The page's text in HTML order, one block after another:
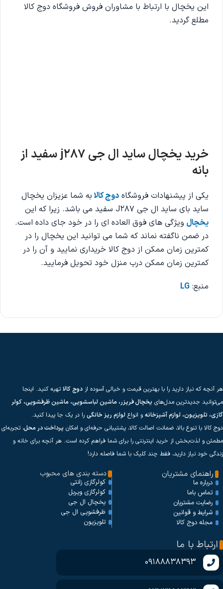
این یخچال با ارتباط با مشاوران فروش فروشگاه دوج کالا
مطلع گردید.
خرید یخچال ساید ال جی j287
سفید از
بانه
یکی از پیشنهادات فروشگاه دوج کالا به شما عزیزان یخچال
ساید بای ساید ال جی J287 سفید می باشد. زیرا که این
یخچال ویژگی های فوق العاده ای را در خود جای داده است.
در ضمن ناگفته نماند که شما می توانید این یخچال را در
کمترین زمان ممکن از دوج کالا خریداری نمایید و آن را در
کمترین زمان ممکن درب منزل خود تحویل فرمایید.
منبع: LG
هر آنچه که نیاز دارید را با بهترین قیمت و خیالی آسوده از دوج کالاتهیه کنید. اینجا
می‌توانید جدیدترین مدل‌های یخچال فریزر، ماشین لباسشویی، ماشین ظرفشویی، کولر
گازی، تلویزیون، لوازم آشپزخانه و انواع لوازم ریز خانگی را در یک جا پیدا کنید.
دوج کالا با تنوع بالا، ضمانت اصالت کالا، پشتیبانی حرفه‌ای و امکان پرداخت در محل، تجربه‌ای
مطمئن و لذت‌بخش از خرید اینترنتی را برای شما فراهم کرده است. هر آنچه برای خانه و
زندگی خود نیاز دارید، فقط چند کلیک با شما فاصله دارد!
راهنمای مشتریان
درباره ما
تماس باما
رضایت مشتریان
شرایط و قوانین
مجله دوج کالا
دسته بندی های محبوب
کولرگازی زانتی
کولرگازی ویربل
یخچال ال جی
ظرفشویی ال جی
تلویزیون
ارتباط با ما
09188838393